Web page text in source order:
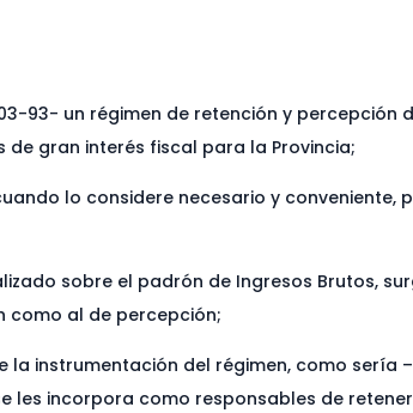
93- un régimen de retención y percepción
gran interés fiscal para la Provincia;
lo considere necesario y conveniente,
sobre el padrón de Ingresos Brutos,
como al de percepción;
instrumentación del régimen, como sería
les incorpora como responsables de